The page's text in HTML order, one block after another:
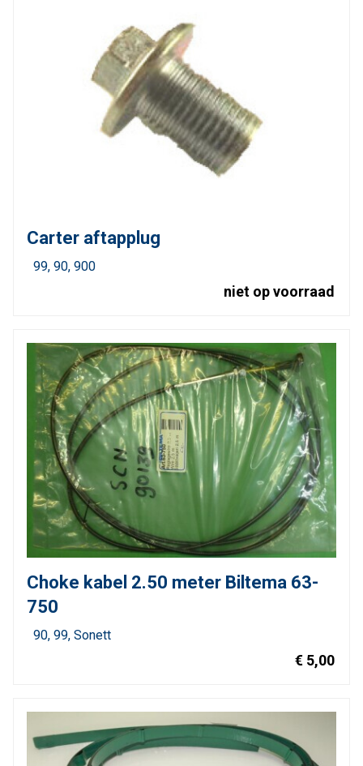
Carter aftapplug
99 90 900
niet op voorraad
Choke kabel 2.50 meter Biltema 63-
750
90 99 Sonett
€ 5,00